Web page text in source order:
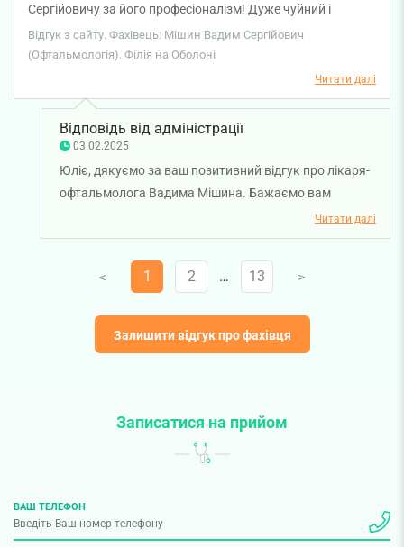
Сергійовичу за його професіоналізм! Дуже чуйний і
приємний! Дуже рекомендую!
Відгук з сайту. Фахівець: Мішин Вадим Сергійович
(Офтальмологія). Філія на Оболоні
Читати далі
Відповідь від адміністрації
03.02.2025
Юліє, дякуємо за ваш позитивний відгук про лікаря-
офтальмолога Вадима Мішина. Бажаємо вам
Читати далі
V 1 2 … 13 V
Залишити відгук про фахівця
Записатися на прийом
ВАШ ТЕЛЕФОН